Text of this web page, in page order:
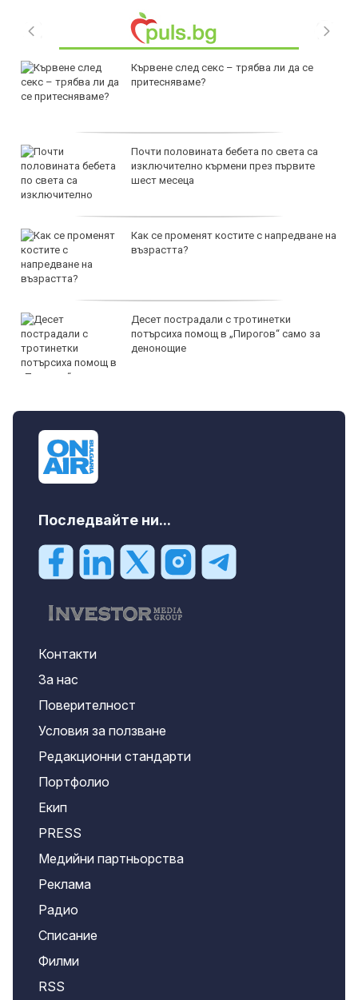
Кървене след секс – трябва ли да се
притесняваме?
Почти половината бебета по света са
изключително кърмени през първите
шест месеца
Как се променят костите с напредване на
възрастта?
Десет пострадали с тротинетки
потърсиха помощ в „Пирогов“ само за
денонощие
Последвайте ни...
Контакти
За нас
Поверителност
Условия за ползване
Редакционни стандарти
Портфолио
Екип
PRESS
Медийни партньорства
Реклама
Радио
Списание
Филми
RSS